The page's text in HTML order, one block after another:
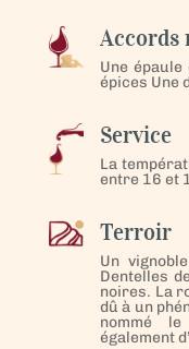
Accords
Une épaule
épices Une
Service
La
entre 16 et
Terroir
Un
Dentelles
noires. La
dû à un
nommé
également